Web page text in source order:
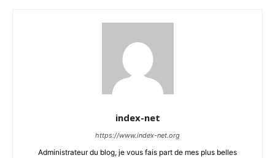
index-net
https://www.index-net.org
Administrateur du blog, je vous fais part de mes plus belles